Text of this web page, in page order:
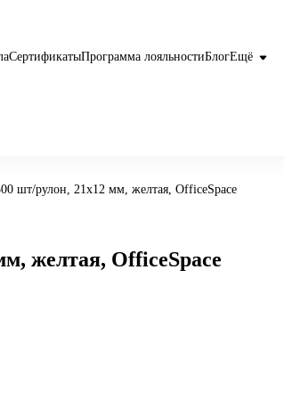
СертификатыПрограмма лояльностиБлогЕщё
шт/рулон, 21х12 мм, желтая, OfficeSpace
желтая, OfficeSpace